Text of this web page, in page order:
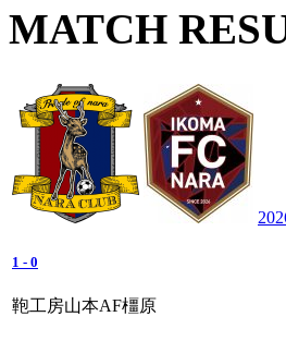
MATCH
1 - 0
鞄工房山本AF橿原